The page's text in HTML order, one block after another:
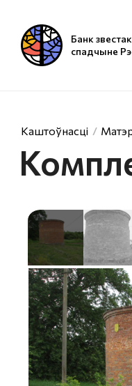
Банк
спадчыне
Каштоўнасці